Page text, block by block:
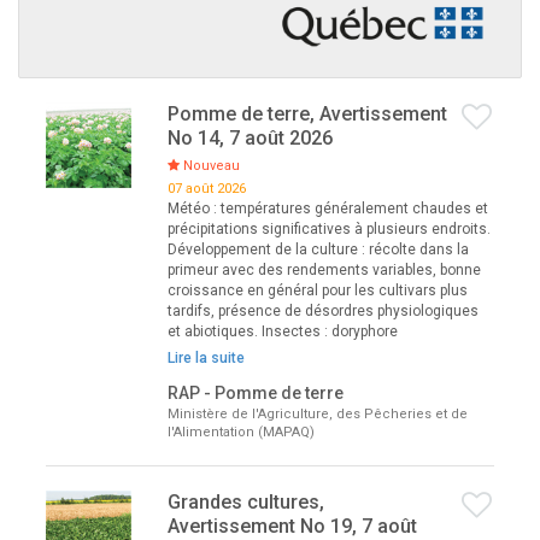
Pomme de terre, Avertissement
No 14, 7 août 2026
Nouveau
07 août 2026
Météo : températures généralement chaudes et
précipitations significatives à plusieurs endroits.
Développement de la culture : récolte dans la
primeur avec des rendements variables, bonne
croissance en général pour les cultivars plus
tardifs, présence de désordres physiologiques
et abiotiques. Insectes : doryphore
Lire la suite
RAP - Pomme de terre
Ministère de l'Agriculture, des Pêcheries et de
l'Alimentation (MAPAQ)
Grandes cultures,
Avertissement No 19, 7 août